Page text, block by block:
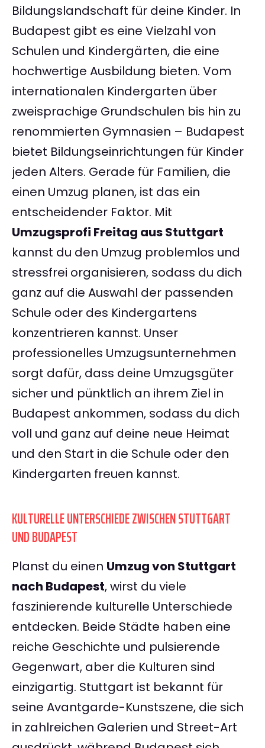
Bildungslandschaft für deine Kinder. In
Budapest gibt es eine Vielzahl von
Schulen und Kindergärten, die eine
hochwertige Ausbildung bieten. Vom
internationalen Kindergarten über
zweisprachige Grundschulen bis hin zu
renommierten Gymnasien – Budapest
bietet Bildungseinrichtungen für Kinder
jeden Alters. Gerade für Familien, die
einen Umzug planen, ist das ein
entscheidender Faktor. Mit
Umzugsprofi Freitag aus Stuttgart
kannst du den Umzug problemlos und
stressfrei organisieren, sodass du dich
ganz auf die Auswahl der passenden
Schule oder des Kindergartens
konzentrieren kannst. Unser
professionelles Umzugsunternehmen
sorgt dafür, dass deine Umzugsgüter
sicher und pünktlich an ihrem Ziel in
Budapest ankommen, sodass du dich
voll und ganz auf deine neue Heimat
und den Start in die Schule oder den
Kindergarten freuen kannst.
KULTURELLE UNTERSCHIEDE ZWISCHEN STUTTGART
UND BUDAPEST
Planst du einen Umzug von Stuttgart
nach Budapest, wirst du viele
faszinierende kulturelle Unterschiede
entdecken. Beide Städte haben eine
reiche Geschichte und pulsierende
Gegenwart, aber die Kulturen sind
einzigartig. Stuttgart ist bekannt für
seine Avantgarde-Kunstszene, die sich
in zahlreichen Galerien und Street-Art